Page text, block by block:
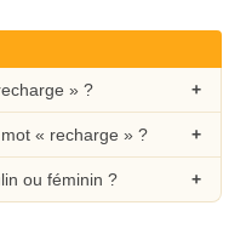
» ?
« recharge » ?
ou féminin ?